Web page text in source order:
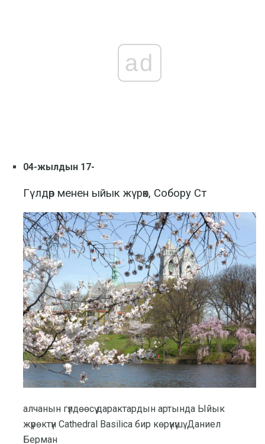
ad
04-жылдын 17-
Гүлдөр менен ыйык жүрөк, Собору Ст
алчанын гүлдөөсү дарактардын артында Ыйык
жүрөктүн Cathedral Basilica бир көрүнүшү. Даниел
Берман